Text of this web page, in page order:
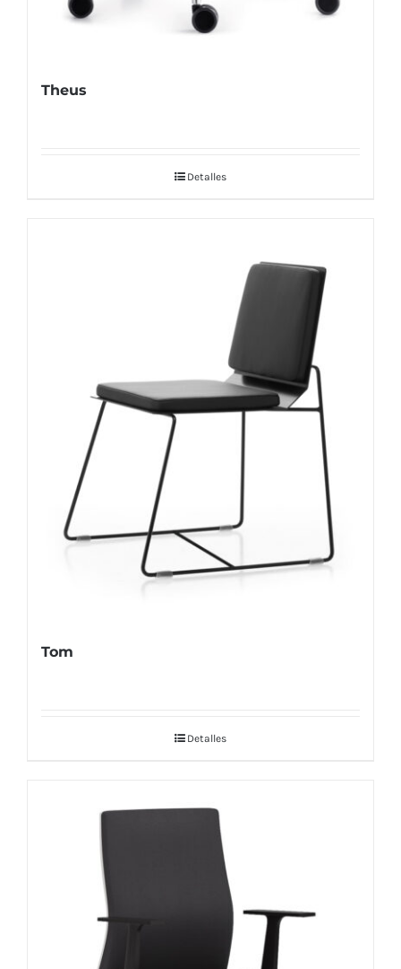
Theus
Detalles
Tom
Detalles